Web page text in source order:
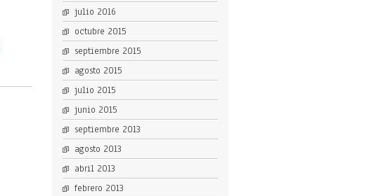
julio 2016
octubre 2015
septiembre 2015
agosto 2015
julio 2015
junio 2015
septiembre 2013
agosto 2013
abril 2013
febrero 2013